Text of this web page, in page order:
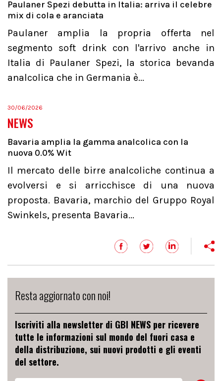
Paulaner Spezi debutta in Italia: arriva il celebre
mix di cola e aranciata
Paulaner amplia la propria offerta nel
segmento soft drink con l'arrivo anche in
Italia di Paulaner Spezi, la storica bevanda
analcolica che in Germania è...
30/06/2026
NEWS
Bavaria amplia la gamma analcolica con la
nuova 0.0% Wit
Il mercato delle birre analcoliche continua a
evolversi e si arricchisce di una nuova
proposta. Bavaria, marchio del Gruppo Royal
Swinkels, presenta Bavaria...
Resta aggiornato con noi!
Iscriviti alla newsletter di GBI NEWS per ricevere
tutte le informazioni sul mondo del fuori casa e
della distribuzione, sui nuovi prodotti e gli eventi
del settore.